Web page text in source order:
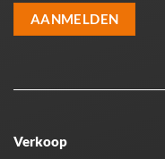
AANMELDEN
Verkoop